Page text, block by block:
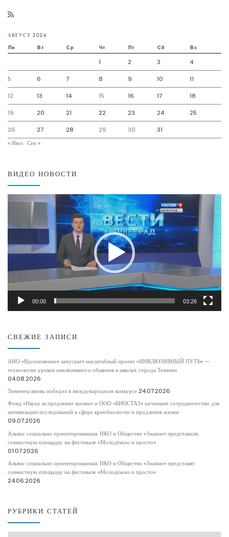
АВГУСТ 2024
Пн Вт Ср Чт Пт Сб Вс
1 2 3 4
5 6 7 8 9 10 11
12 13 14 15 16 17 18
19 20 21 22 23 24 25
26 27 28 29 30
31
« Июл Сен »
ВИДЕО НОВОСТИ
00:00 03:26
СВЕЖИЕ ЗАПИСИ
АНО «Вдохновение» запускает масштабный проект «ИНКЛЮЗИВНЫЙ ПУТЬ» —
технологии уроков инклюзивного общения в школах города Тюмени
04.08.2026
Тюменец вновь победил в международном конкурсе 24.07.2026
Фонд «Наука за продление жизни» и ООО «БИОСТАЗ» начинают сотрудничество для
активизации исследований в сфере криобиологии и продления жизни
09.07.2026
Альянс социально ориентированных НКО и Общество «Знание» представили
совместную площадку на фестивале «Молодёжно и просто»
01.07.2026
Альянс социально ориентированных НКО и Общество «Знание» представят
совместную площадку на фестивале «Молодёжно и просто»
24.06.2026
РУБРИКИ СТАТЕЙ